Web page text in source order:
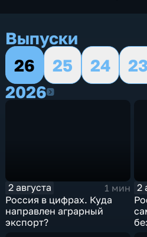
Выпуски
26
25 24 23
20262026
2 августа
1 мин
Россия в цифрах. Куда
направлен аграрный
экспорт?
2